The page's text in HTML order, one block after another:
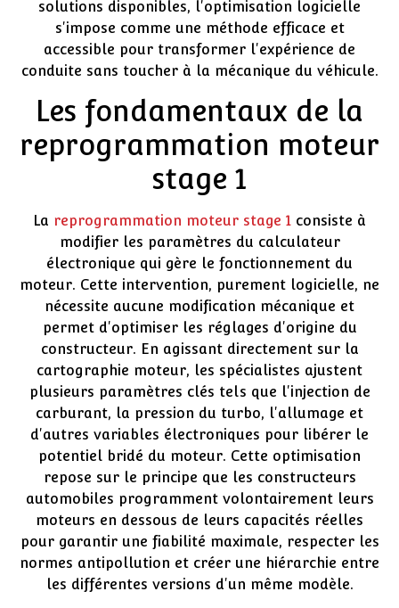
solutions disponibles, l'optimisation logicielle
s'impose comme une méthode efficace et
accessible pour transformer l'expérience de
conduite sans toucher à la mécanique du véhicule.
Les fondamentaux de la
reprogrammation moteur
stage 1
La reprogrammation moteur stage 1 consiste à
modifier les paramètres du calculateur
électronique qui gère le fonctionnement du
moteur. Cette intervention, purement logicielle, ne
nécessite aucune modification mécanique et
permet d'optimiser les réglages d'origine du
constructeur. En agissant directement sur la
cartographie moteur, les spécialistes ajustent
plusieurs paramètres clés tels que l'injection de
carburant, la pression du turbo, l'allumage et
d'autres variables électroniques pour libérer le
potentiel bridé du moteur. Cette optimisation
repose sur le principe que les constructeurs
automobiles programment volontairement leurs
moteurs en dessous de leurs capacités réelles
pour garantir une fiabilité maximale, respecter les
normes antipollution et créer une hiérarchie entre
les différentes versions d'un même modèle.